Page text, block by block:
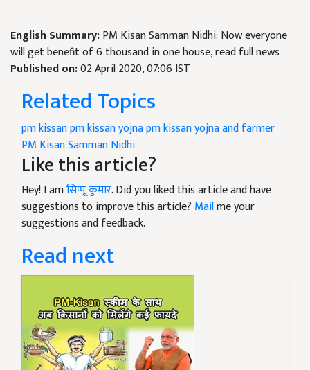
English Summary:PM Kisan Samman Nidhi: Now everyone
will get benefit of 6 thousand in one house, read full news
Published on:02 April 2020, 07:06 IST
Related Topics
pm kissanpm kissan yojnapm kissan yojna and farmer
PM Kisan Samman Nidhi
Like this article?
Hey! I amसिप्पू कुमार. Did you liked this article and have
suggestions to improve this article? Mailme your
suggestions and feedback.
Read next